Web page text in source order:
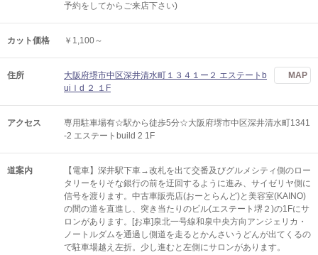
予約をしてからご来店下さい)
カット価格 ￥1,100～
住所
大阪府堺市中区深井清水町１３４１ー２ エステートb
uiｌd ２ １F
MAP
アクセス
専用駐車場有☆駅から徒歩5分☆大阪府堺市中区深井清水町1341
-2 エステートbuild 2 1F
道案内
【電車】深井駅下車→改札を出て交番及びグルメシティ側のロー
タリーをりそな銀行の前を迂回するように進み、サイゼリヤ側に
信号を渡ります。中古車販売店(おーとらんど)と美容室(KAINO)
の間の道を直進し、突き当たりのビル(エステート堺２)の1Fにサ
ロンがあります。[お車]泉北一号線和泉中央方向アンジェリカ・
ノートルダムを通過し側道を走るとかんさいうどんが出てくるの
で駐車場越え左折。少し進むと左側にサロンがあります。